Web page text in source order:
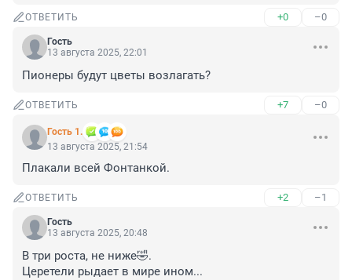
ОТВЕТИТЬ +0 –0
Гость
13 августа 2025, 22:01
Пионеры будут цветы возлагать?
ОТВЕТИТЬ +7 –0
Гость 1.
13 августа 2025, 21:54
Плакали всей Фонтанкой.
ОТВЕТИТЬ +2 –1
Гость
13 августа 2025, 20:48
В три роста, не ниже🤣.
Церетели рыдает в мире ином...